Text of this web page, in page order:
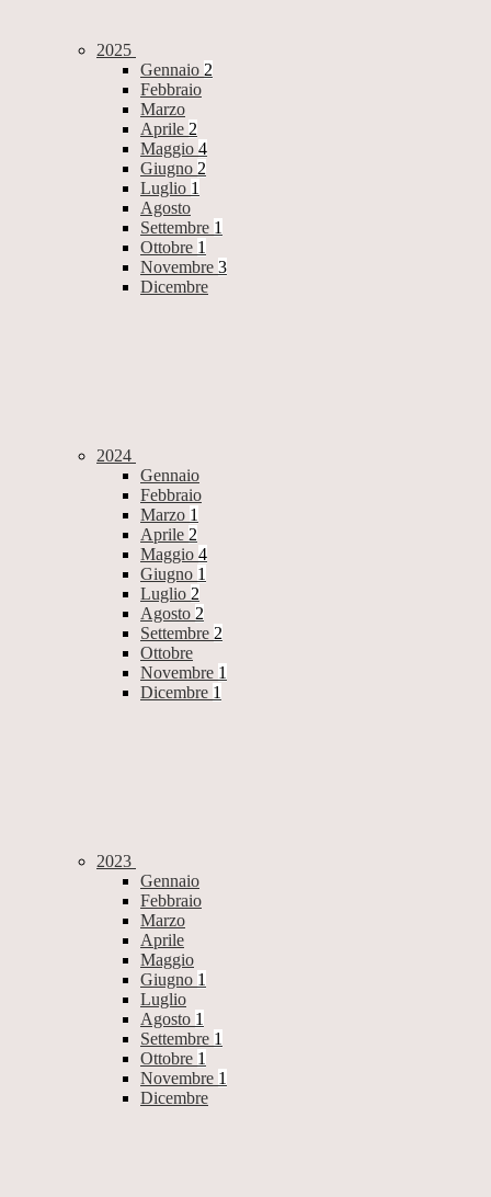
2025
Gennaio 2
Febbraio
Marzo
Aprile 2
Maggio 4
Giugno 2
Luglio 1
Agosto
Settembre 1
Ottobre 1
Novembre 3
Dicembre
2024
Gennaio
Febbraio
Marzo 1
Aprile 2
Maggio 4
Giugno 1
Luglio 2
Agosto 2
Settembre 2
Ottobre
Novembre 1
Dicembre 1
2023
Gennaio
Febbraio
Marzo
Aprile
Maggio
Giugno 1
Luglio
Agosto 1
Settembre 1
Ottobre 1
Novembre 1
Dicembre